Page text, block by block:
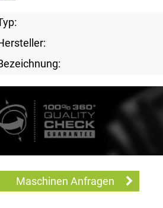
Maschinen Anfragen